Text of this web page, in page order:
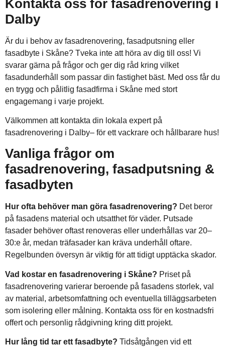
Kontakta oss för fasadrenovering i
Dalby
Är du i behov av fasadrenovering, fasadputsning eller
fasadbyte i Skåne? Tveka inte att höra av dig till oss! Vi
svarar gärna på frågor och ger dig råd kring vilket
fasadunderhåll som passar din fastighet bäst. Med oss får du
en trygg och pålitlig fasadfirma i Skåne med stort
engagemang i varje projekt.
Välkommen att kontakta din lokala expert på
fasadrenovering i Dalby– för ett vackrare och hållbarare hus!
Vanliga frågor om
fasadrenovering, fasadputsning &
fasadbyten
Hur ofta behöver man göra fasadrenovering? Det beror
på fasadens material och utsatthet för väder. Putsade
fasader behöver oftast renoveras eller underhållas var 20–
30:e år, medan träfasader kan kräva underhåll oftare.
Regelbunden översyn är viktig för att tidigt upptäcka skador.
Vad kostar en fasadrenovering i Skåne? Priset på
fasadrenovering varierar beroende på fasadens storlek, val
av material, arbetsomfattning och eventuella tilläggsarbeten
som isolering eller målning. Kontakta oss för en kostnadsfri
offert och personlig rådgivning kring ditt projekt.
Hur lång tid tar ett fasadbyte? Tidsåtgången vid ett